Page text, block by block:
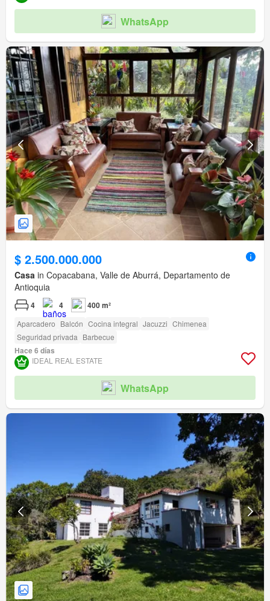
WhatsApp
$ 2.500.000.000
Casa in Copacabana, Valle de Aburrá, Departamento de
Antioquia
4 4 400 m²
Aparcadero Balcón Cocina integral Jacuzzi Chimenea
Seguridad privada Barbecue
Hace 6 días
IDEAL REAL ESTATE
WhatsApp